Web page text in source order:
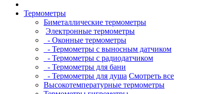
Термометры
Биметаллические термометры
Электронные термометры
- Оконные термометры
- Термометры с выносным датчиком
- Термометры с радиодатчиком
- Термометры для бани
- Термометры для душа Смотреть все
Высокотемпературные термометры